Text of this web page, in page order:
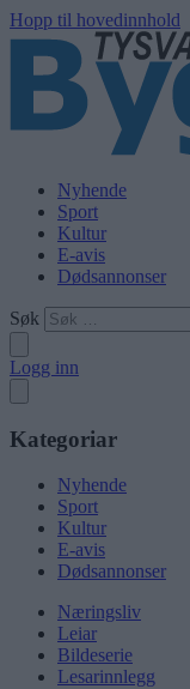
Hopp til hovedinnhold
Nyhende
Sport
Kultur
E-avis
Dødsannonser
Søk
Logg inn
Kategoriar
Nyhende
Sport
Kultur
E-avis
Dødsannonser
Næringsliv
Leiar
Bildeserie
Lesarinnlegg